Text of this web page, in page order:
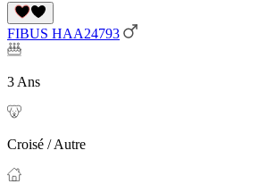
FIBUS HAA24793
3 Ans
Croisé / Autre